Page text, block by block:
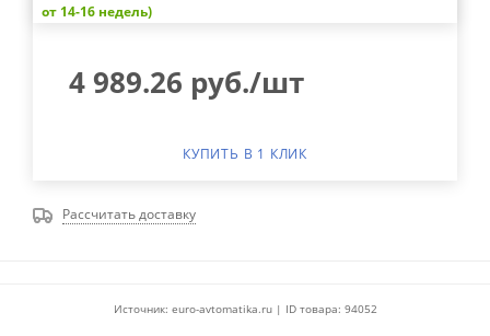
от 14-16 недель)
4 989.26 руб./шт
КУПИТЬ В 1 КЛИК
Рассчитать доставку
Источник: euro-avtomatika.ru | ID товара: 94052